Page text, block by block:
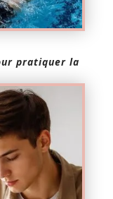
pratiquer la